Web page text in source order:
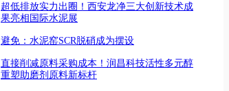
超低排放实力出圈！西安龙净三大创新技术成
果亮相国际水泥展
避免：水泥窑SCR脱硝成为摆设
直接削减原料采购成本！润昌科技活性多元醇
重塑助磨剂原料新标杆